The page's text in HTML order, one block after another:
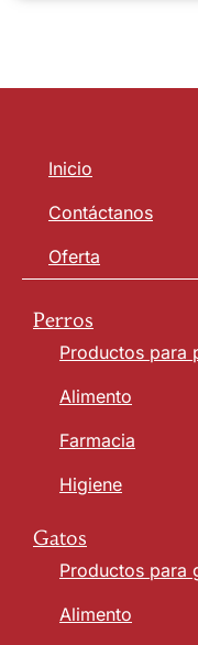
Inicio
Contáctanos
Oferta
Perros
Productos para
Alimento
Farmacia
Higiene
Gatos
Productos para
Alimento